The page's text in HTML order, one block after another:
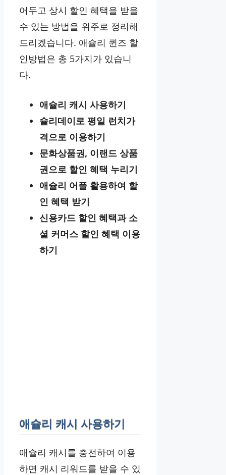
어두고 상시 할인 혜택을 받을
수 있는 방법을 위주로 정리해
드리겠습니다. 애슐리 퀸즈 할
인방법은 총 5가지가 있습니
다.
애슐리 캐시 사용하기
슐리데이로 평일 런치가
격으로 이용하기
문화상품권, 이랜드 상품
권으로 할인 혜택 누리기
애슐리 어플 활용하여 할
인 혜택 받기
신용카드 할인 혜택과 소
셜 커머스 할인 혜택 이용
하기
애슐리 캐시 사용하기
애슐리 캐시를 충전하여 이용
하면 캐시 리워드를 받을 수 있